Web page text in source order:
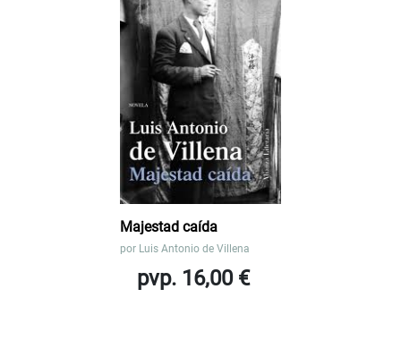
Majestad caída
por Luis Antonio de Villena
pvp. 16,00 €